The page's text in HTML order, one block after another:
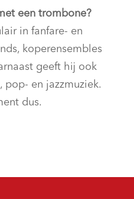
een trombone?
in fanfare- en
koperensembles
geeft hij ook
pop- en jazzmuziek.
dus.